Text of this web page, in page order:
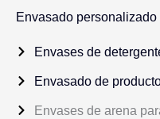
Envasado
Envases de
Envasado de
Envases de arena